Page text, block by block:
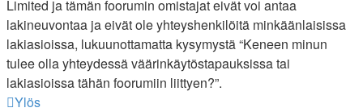
Limited ja tämän foorumin omistajat eivät voi antaa
lakineuvontaa ja eivät ole yhteyshenkilöitä minkäänlaisissa
lakiasioissa, lukuunottamatta kysymystä “Keneen minun
tulee olla yhteydessä väärinkäytöstapauksissa tai
lakiasioissa tähän foorumiin liittyen?”.
Ylös